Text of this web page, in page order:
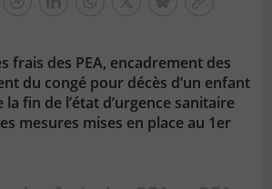
frais des PEA, encadrement des
du congé pour décès d’un enfant
fin de l’état d’urgence sanitaire
mesures mises en place au 1er